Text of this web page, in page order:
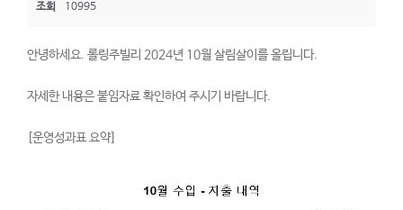
조회 10995
안녕하세요. 롤링주빌리 2024년 10월 살림살이를 올립니다.
자세한 내용은 붙임자료 확인하여 주시기 바랍니다.
[운영성과표 요약]